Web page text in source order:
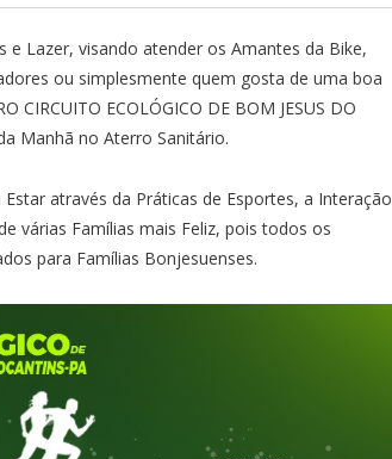
e Lazer, visando atender os Amantes da Bike,
ou simplesmente quem gosta de uma boa
ECOLÓGICO DE BOM JESUS DO
Manhã no Aterro Sanitário.
através da Práticas de Esportes, a Interação
várias Famílias mais Feliz, pois todos os
para Famílias Bonjesuenses.